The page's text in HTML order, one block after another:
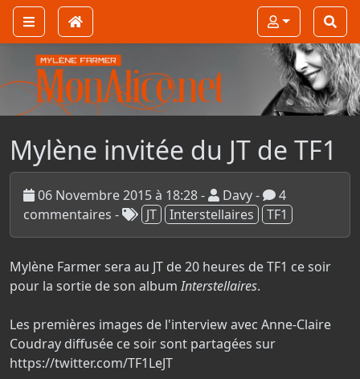
Mylène invitée du JT de TF1
06 Novembre 2015 à 18:28 - Davy -
4
commentaires - JT Interstellaires TF1
Mylène Farmer sera au JT de 20 heures de TF1 ce soir
pour la sortie de son albumInterstellaires.
Les premières images de l'interview avec Anne-Claire
Coudray diffusée ce soir sont partagées sur
https://twitter.com/TF1LeJT